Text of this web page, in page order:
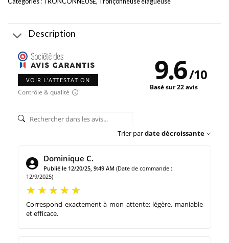
Description
VOIR L'ATTESTATION
Contrôle & qualité
9.6/10
Basé sur 22 avis
Trier pardate décroissante
Dominique C.
Publié le 12/20/25, 9:49 AM (Date de commande :
12/9/2025)
Correspond exactement à mon attente: légère, maniable
et efficace.